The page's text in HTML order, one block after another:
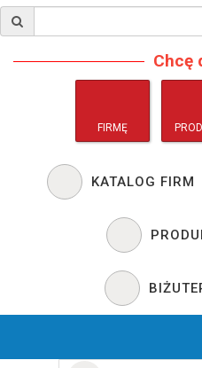
Chcę
FIRMĘ
KATALOG FIRM